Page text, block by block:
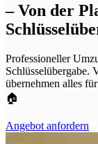
– Von der
Professioneller
Schlüsselübergabe.
übernehmen alles
🏠
Angebot anfordern